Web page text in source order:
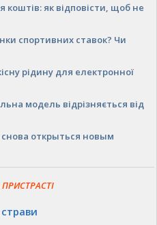
як відповісти, щоб не
спортивних ставок? Чи
рідину для електронної
модель відрізняється від
открыться новым
страви